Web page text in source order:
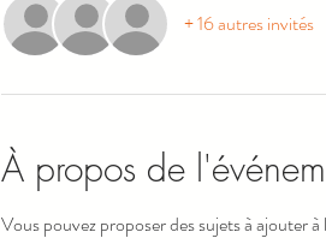
+ 16 autres invités
À propos de
Vous pouvez proposer des sujets à ajouter